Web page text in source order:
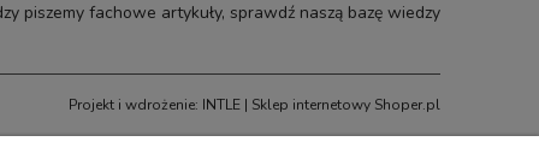
piszemy fachowe artykuły, sprawdź naszą bazę wiedzy
Projekt i wdrożenie: INTLE| Sklep internetowy Shoper.pl